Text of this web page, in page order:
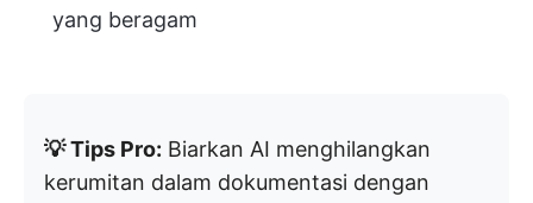
yang beragam
💡 Tips Pro: Biarkan AI menghilangkan
kerumitan dalam dokumentasi dengan